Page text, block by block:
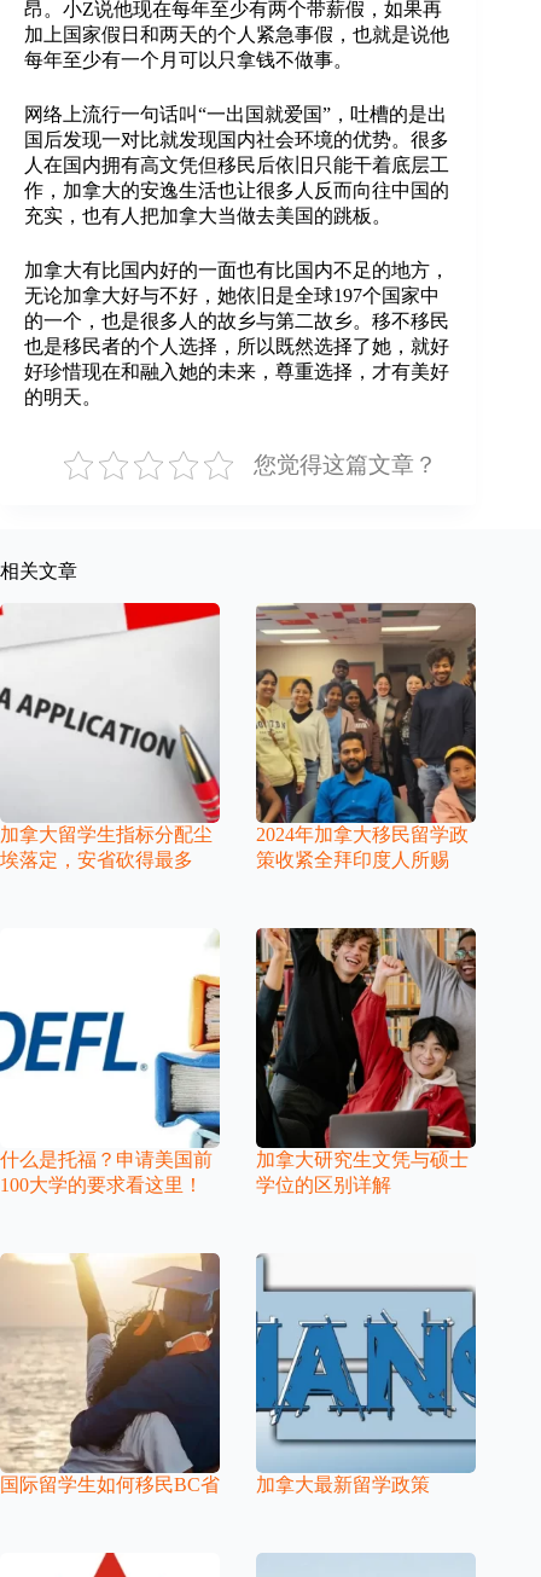
昂。小Z说他现在每年至少有两个带薪假，如果再
加上国家假日和两天的个人紧急事假，也就是说他
每年至少有一个月可以只拿钱不做事。
网络上流行一句话叫“一出国就爱国”，吐槽的是出
国后发现一对比就发现国内社会环境的优势。很多
人在国内拥有高文凭但移民后依旧只能干着底层工
作，加拿大的安逸生活也让很多人反而向往中国的
充实，也有人把加拿大当做去美国的跳板。
加拿大有比国内好的一面也有比国内不足的地方，
无论加拿大好与不好，她依旧是全球197个国家中
的一个，也是很多人的故乡与第二故乡。移不移民
也是移民者的个人选择，所以既然选择了她，就好
好珍惜现在和融入她的未来，尊重选择，才有美好
的明天。
您觉得这篇文章？
相关文章
加拿大留学生指标分配尘
埃落定，安省砍得最多
2024年加拿大移民留学政
策收紧全拜印度人所赐
什么是托福？申请美国前
100大学的要求看这里！
加拿大研究生文凭与硕士
学位的区别详解
国际留学生如何移民BC省 加拿大最新留学政策